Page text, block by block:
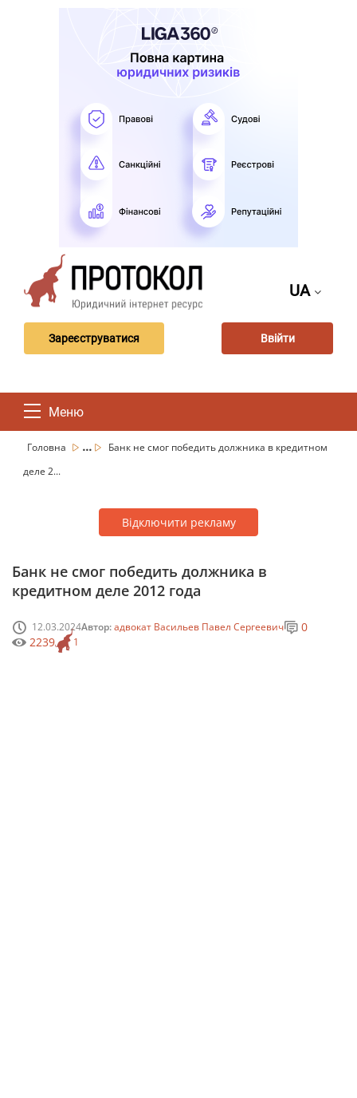
UA
Зареєструватися Ввійти
Меню
Головна ...
Банк не смог победить должника в кредитном
деле 2...
Відключити рекламу
Банк не смог победить должника в
кредитном деле 2012 года
12.03.2024Автор:адвокат Васильев Павел Сергеевич
1
0
2239